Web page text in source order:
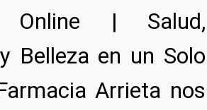
Online | Salud,
Belleza en un Solo
Arrieta nos